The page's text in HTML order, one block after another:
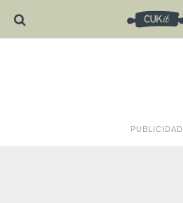
PUBLICIDAD